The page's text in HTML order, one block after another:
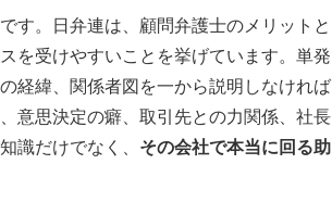
す。日弁連は、顧問弁護士のメリットと
を受けやすいことを挙げています。単発
経緯、関係者図を一から説明しなければ
意思決定の癖、取引先との力関係、社長
識だけでなく、 その会社で本当に回る助